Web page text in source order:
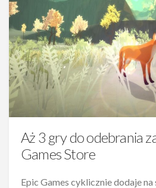
Aż 3 gry do odebrania
Games Store
Epic Games cyklicznie dodaje